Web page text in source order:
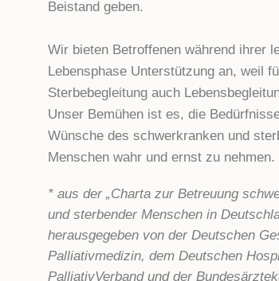
Beistand geben.
Wir bieten Betroffenen während ihrer
Lebensphase Unterstützung an, weil
Sterbebegleitung auch
Unser Bemühen ist es, die
Wünsche des schwerkranken und
Menschen wahr und ernst zu nehmen.
* aus der „Charta zur Betreuung
und sterbender Menschen in
herausgegeben von der Deutschen
Palliativmedizin, dem Deutschen
PalliativVerband und der